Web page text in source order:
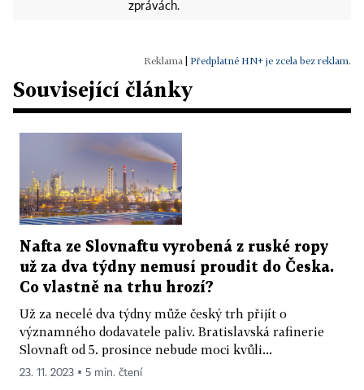
zprávách.
Předplatné HN+ je zcela bez reklam.
Související články
Nafta ze Slovnaftu vyrobená z ruské ropy
už za dva týdny nemusí proudit do Česka.
Co vlastně na trhu hrozí?
Už za necelé dva týdny může český trh přijít o
významného dodavatele paliv. Bratislavská rafinerie
Slovnaft od 5. prosince nebude moci kvůli...
23. 11. 2023 ▪ 5 min. čtení